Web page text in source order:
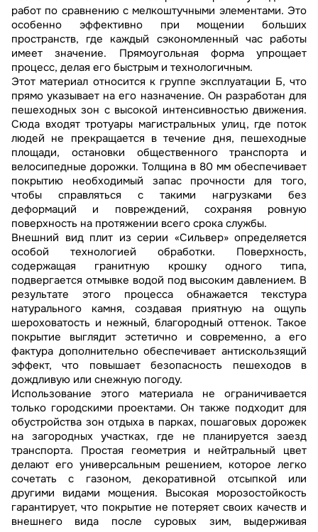
работ по сравнению с мелкоштучными элементами. Это
особенно эффективно при мощении больших
пространств, где каждый сэкономленный час работы
имеет значение. Прямоугольная форма упрощает
процесс, делая его быстрым и технологичным.
Этот материал относится к группе эксплуатации Б, что
прямо указывает на его назначение. Он разработан для
пешеходных зон с высокой интенсивностью движения.
Сюда входят тротуары магистральных улиц, где поток
людей не прекращается в течение дня, пешеходные
площади, остановки общественного транспорта и
велосипедные дорожки. Толщина в 80 мм обеспечивает
покрытию необходимый запас прочности для того,
чтобы справляться с такими нагрузками без
деформаций и повреждений, сохраняя ровную
поверхность на протяжении всего срока службы.
Внешний вид плит из серии «Сильвер» определяется
особой технологией обработки. Поверхность,
содержащая гранитную крошку одного типа,
подвергается отмывке водой под высоким давлением. В
результате этого процесса обнажается текстура
натурального камня, создавая приятную на ощупь
шероховатость и нежный, благородный оттенок. Такое
покрытие выглядит эстетично и современно, а его
фактура дополнительно обеспечивает антискользящий
эффект, что повышает безопасность пешеходов в
дождливую или снежную погоду.
Использование этого материала не ограничивается
только городскими проектами. Он также подходит для
обустройства зон отдыха в парках, пошаговых дорожек
на загородных участках, где не планируется заезд
транспорта. Простая геометрия и нейтральный цвет
делают его универсальным решением, которое легко
сочетать с газоном, декоративной отсыпкой или
другими видами мощения. Высокая морозостойкость
гарантирует, что покрытие не потеряет своих качеств и
внешнего вида после суровых зим, выдерживая